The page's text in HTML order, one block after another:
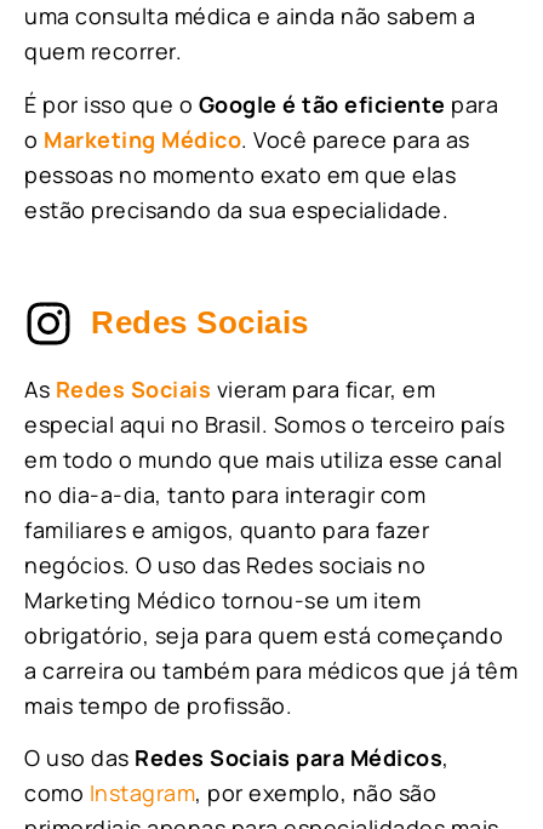
uma consulta médica e ainda não sabem a
quem recorrer.
É por isso que o Google é tão eficiente para
o Marketing Médico. Você parece para as
pessoas no momento exato em que elas
estão precisando da sua especialidade.
Redes Sociais
As Redes Sociais vieram para ficar, em
especial aqui no Brasil. Somos o terceiro país
em todo o mundo que mais utiliza esse canal
no dia-a-dia, tanto para interagir com
familiares e amigos, quanto para fazer
negócios. O uso das Redes sociais no
Marketing Médico tornou-se um item
obrigatório, seja para quem está começando
a carreira ou também para médicos que já têm
mais tempo de profissão.
O uso das Redes Sociais para Médicos,
como Instagram, por exemplo, não são